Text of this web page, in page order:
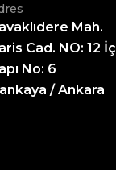
Mah.
Cad. NO: 12 İç
No: 6
/ Ankara